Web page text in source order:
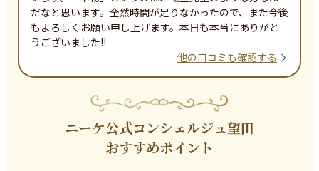
だなと思います。全然時間が足りなかったので、また今後
もよろしくお願い申し上げます。本日も本当にありがと
うございました!!
他の口コミも確認する
ニーケ公式コンシェルジュ望田
おすすめポイント